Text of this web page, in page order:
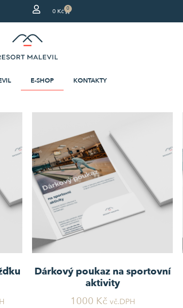
0 Kč 0
E-SHOP KONTAKTY
Dárkový poukaz na sportovní
aktivity
1000 Kč vč.DPH